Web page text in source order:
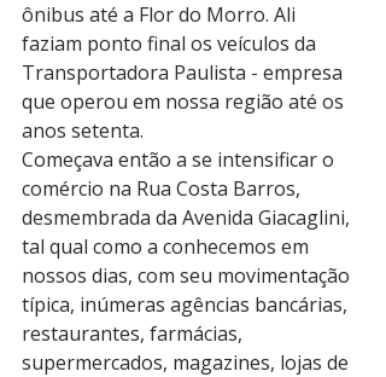
ônibus até a Flor do Morro. Ali
faziam ponto final os veículos da
Transportadora Paulista - empresa
que operou em nossa região até os
anos setenta.
Começava então a se intensificar o
comércio na Rua Costa Barros,
desmembrada da Avenida Giacaglini,
tal qual como a conhecemos em
nossos dias, com seu movimentação
típica, inúmeras agências bancárias,
restaurantes, farmácias,
supermercados, magazines, lojas de